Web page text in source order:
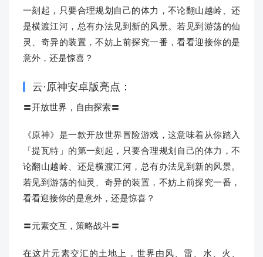
一刻起，只要合理规划自己的体力，不论翻山越岭、还
是横渡江河，总有办法见到新的风景。若见到游荡的仙
灵、奇异的装置，不妨上前探究一番，看看迎接你的是
意外，还是惊喜？
云·原神安卓版亮点：
〓开放世界，自由探索〓
《原神》是一款开放世界冒险游戏，这意味着从你踏入
「提瓦特」的第一刻起，只要合理规划自己的体力，不
论翻山越岭、还是横渡江河，总有办法见到新的风景。
若见到游荡的仙灵、奇异的装置，不妨上前探究一番，
看看迎接你的是意外，还是惊喜？
〓元素交互，策略战斗〓
在这片元素交汇的土地上，世界由风、雷、水、火、